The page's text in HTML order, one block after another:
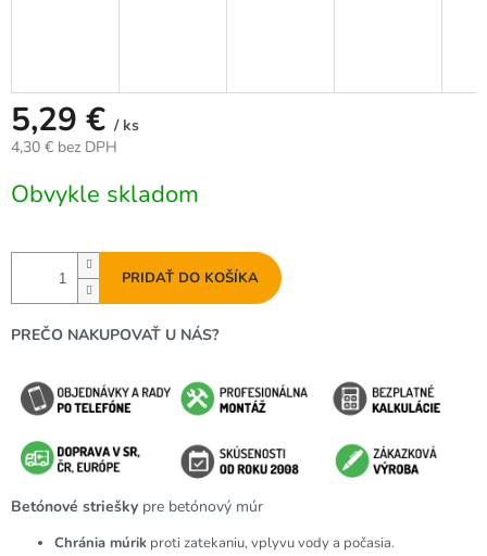
5,29 € / ks
4,30 € bez DPH
cena:
Obvykle skladom
PRIDAŤ DO KOŠÍKA
PREČO NAKUPOVAŤ U NÁS?
Betónové striešky pre betónový múr
Chránia múrik proti zatekaniu, vplyvu vody a počasia.